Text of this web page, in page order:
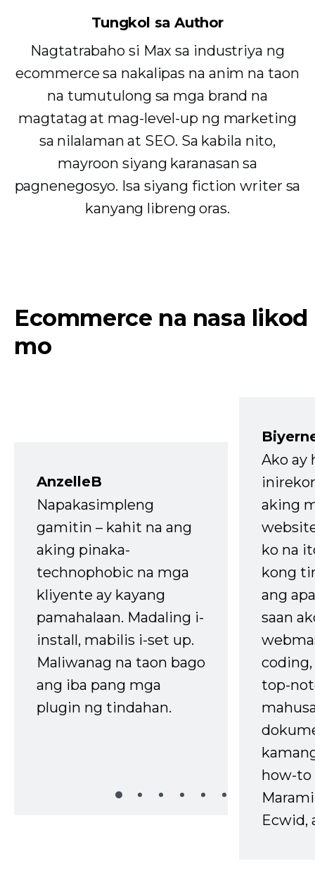
Tungkol sa Author
Nagtatrabaho si Max sa industriya ng
ecommerce sa nakalipas na anim na taon
na tumutulong sa mga brand na
magtatag at mag-level-up ng marketing
sa nilalaman at SEO. Sa kabila nito,
mayroon siyang karanasan sa
pagnenegosyo. Isa siyang fiction writer sa
kanyang libreng oras.
Ecommerce na nasa likod
mo
AnzelleB
Napakasimpleng
gamitin – kahit na ang
aking pinaka-
technophobic na mga
kliyente ay kayang
pamahalaan. Madaling i-
install, mabilis i-set up.
Maliwanag na taon bago
ang iba pang mga
plugin ng tindahan.
Ako ay
aking
ko na
kong
ang
saan
top-
how-to
Ecwid,